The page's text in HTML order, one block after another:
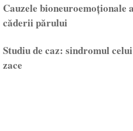
Cauzele bioneuroemoționale
căderii părului
Studiu de caz: sindromul
zace